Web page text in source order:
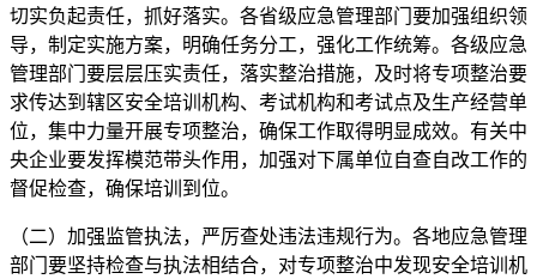
切实负起责任，抓好落实。各省级应急管理部门要加强组织领
导，制定实施方案，明确任务分工，强化工作统筹。各级应急
管理部门要层层压实责任，落实整治措施，及时将专项整治要
求传达到辖区安全培训机构、考试机构和考试点及生产经营单
位，集中力量开展专项整治，确保工作取得明显成效。有关中
央企业要发挥模范带头作用，加强对下属单位自查自改工作的
督促检查，确保培训到位。
（二）加强监管执法，严厉查处违法违规行为。各地应急管理
部门要坚持检查与执法相结合，对专项整治中发现安全培训机